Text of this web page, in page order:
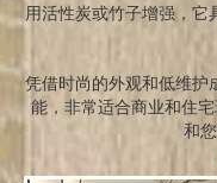
用活性炭或竹子增强，它
凭借时尚的外观和低维护
能，非常适合商业和住
和